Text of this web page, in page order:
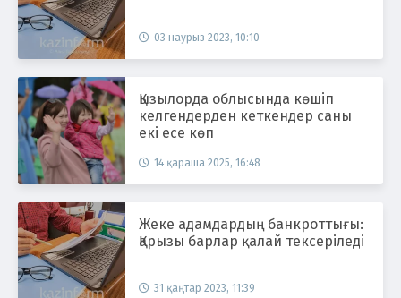
03 наурыз 2023, 10:10
Қызылорда облысында көшіп
келгендерден кеткендер саны
екі есе көп
14 қараша 2025, 16:48
Жеке адамдардың банкроттығы:
Қарызы барлар қалай тексеріледі
31 қаңтар 2023, 11:39